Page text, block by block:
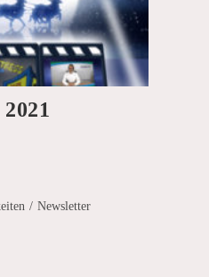
/ Newsletter